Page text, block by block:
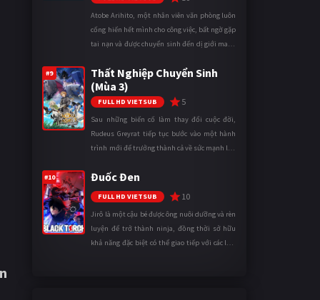
Atobe Arihito, một nhân viên văn phòng luôn
cống hiến hết mình cho công việc, bất ngờ gặp
tai nạn và được chuyển sinh đến dị giới mang
thành một mạo hiểm gi ...
#9
Thất Nghiệp Chuyển Sinh
(Mùa 3)
FULL HD VIETSUB 5
Sau những biến cố làm thay đổi cuộc đời,
Rudeus Greyrat tiếp tục bước vào một hành
trình mới để trưởng thành cả về sức mạnh lẫn
ngày càng khắc nghiệt, anh ...
#10 Đuốc Đen
FULL HD VIETSUB 10
Jirô là một cậu bé được ông nuôi dưỡng và rèn
luyện để trở thành ninja, đồng thời sở hữu
khả năng đặc biệt có thể giao tiếp với các loài